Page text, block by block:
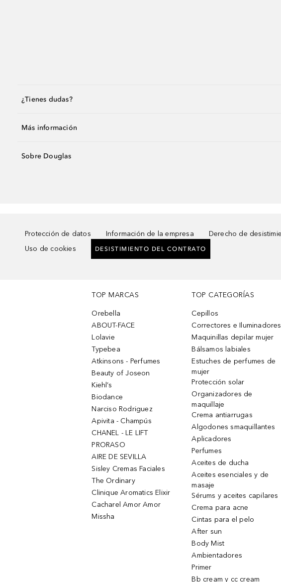
¿Tienes dudas?
Más información
Sobre Douglas
Protección de datos Información de la empresa Derecho de
Uso de cookies
DESISTIMIENTO DEL CONTRATO
TOP MARCAS
Orebella
ABOUT-FACE
Lolavie
Typebea
Atkinsons - Perfumes
Beauty of Joseon
Kiehl’s
Biodance
Narciso Rodriguez
Apivita - Champús
CHANEL - LE LIFT
PRORASO
AIRE DE SEVILLA
Sisley Cremas Faciales
The Ordinary
Clinique Aromatics Elixir
Cacharel Amor Amor
Missha
TOP CATEGORÍAS
Cepillos
Correctores e Iluminadores
Maquinillas depilar mujer
Bálsamos labiales
Estuches de perfumes de
mujer
Protección solar
Organizadores de
maquillaje
Crema antiarrugas
Algodones smaquillantes
Aplicadores
Perfumes
Aceites de ducha
Aceites esenciales y de
masaje
Sérums y aceites capilares
Crema para acne
Cintas para el pelo
After sun
Body Mist
Ambientadores
Primer
Bb cream y cc cream